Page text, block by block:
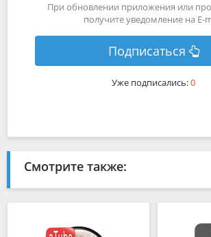
При обновлении приложения или
получите уведомление на E-
Подписаться
Уже подписались:0
Смотрите также: